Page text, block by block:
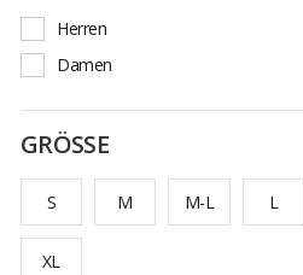
Taylormade
Titleist
Under Armour
Herren
Damen
GRÖSSE
S M M-L L
XL